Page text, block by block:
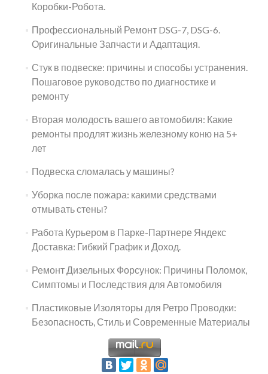
Коробки-Робота.
Профессиональный Ремонт DSG-7, DSG-6.
Оригинальные Запчасти и Адаптация.
Стук в подвеске: причины и способы устранения.
Пошаговое руководство по диагностике и
ремонту
Вторая молодость вашего автомобиля: Какие
ремонты продлят жизнь железному коню на 5+
лет
Подвеска сломалась у машины?
Уборка после пожара: какими средствами
отмывать стены?
Работа Курьером в Парке-Партнере Яндекс
Доставка: Гибкий График и Доход.
Ремонт Дизельных Форсунок: Причины Поломок,
Симптомы и Последствия для Автомобиля
Пластиковые Изоляторы для Ретро Проводки:
Безопасность, Стиль и Современные Материалы